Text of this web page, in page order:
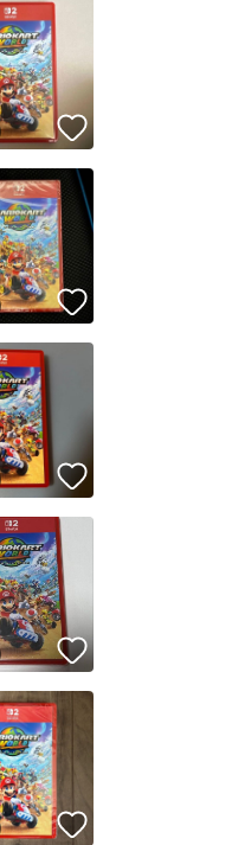
ーはYahoo!フリマの取引を完了さ
ーは他フリマサービスでの取引実
送を保証しているものではありま
ザーは高頻度で24時間以内＆設定し
ーは高頻度で24時間以内に発送し
ーは設定した発送日数内に発送し
出品ページへ
キャンセル
いいね！
いいね！